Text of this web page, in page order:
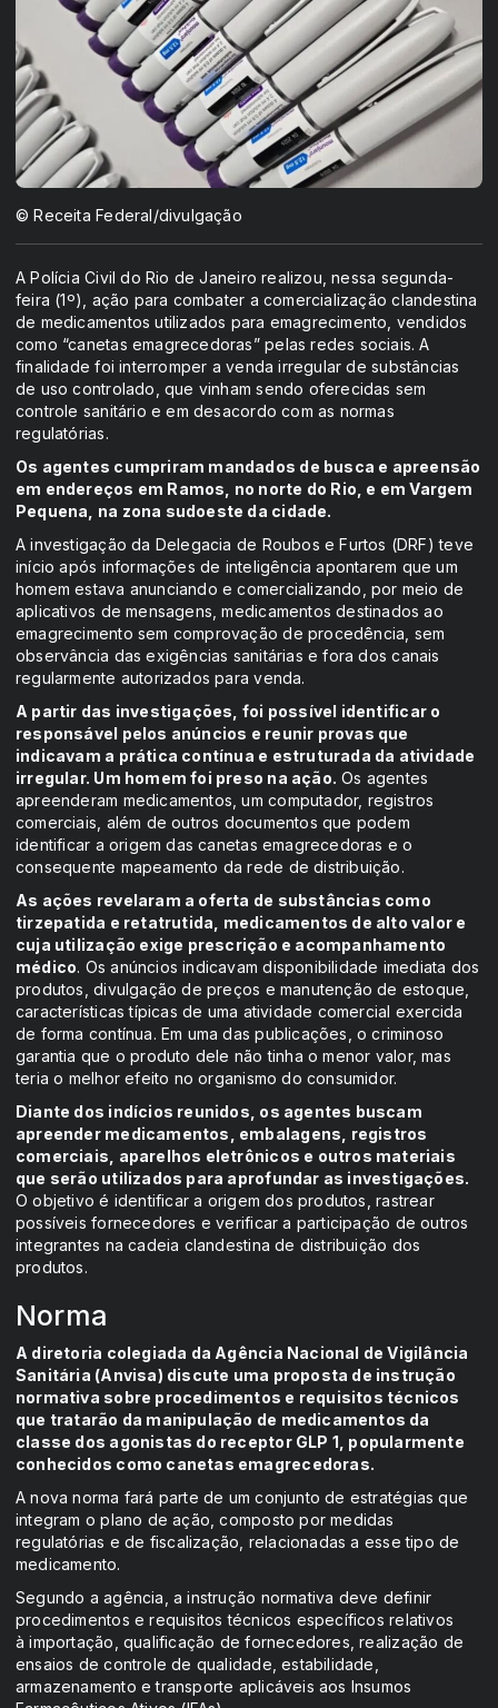
© Receita Federal/divulgação
A Polícia Civil do Rio de Janeiro realizou, nessa segunda-
feira (1º), ação para combater a comercialização clandestina
de medicamentos utilizados para emagrecimento, vendidos
como “canetas emagrecedoras” pelas redes sociais. A
finalidade foi interromper a venda irregular de substâncias
de uso controlado, que vinham sendo oferecidas sem
controle sanitário e em desacordo com as normas
regulatórias.
Os agentes cumpriram mandados de busca e apreensão
em endereços em Ramos, no norte do Rio, e em Vargem
Pequena, na zona sudoeste da cidade.
A investigação da Delegacia de Roubos e Furtos (DRF) teve
início após informações de inteligência apontarem que um
homem estava anunciando e comercializando, por meio de
aplicativos de mensagens, medicamentos destinados ao
emagrecimento sem comprovação de procedência, sem
observância das exigências sanitárias e fora dos canais
regularmente autorizados para venda.
A partir das investigações, foi possível identificar o
responsável pelos anúncios e reunir provas que
indicavam a prática contínua e estruturada da atividade
irregular. Um homem foi preso na ação. Os agentes
apreenderam medicamentos, um computador, registros
comerciais, além de outros documentos que podem
identificar a origem das canetas emagrecedoras e o
consequente mapeamento da rede de distribuição.
As ações revelaram a oferta de substâncias como
tirzepatida e retatrutida, medicamentos de alto valor e
cuja utilização exige prescrição e acompanhamento
médico. Os anúncios indicavam disponibilidade imediata dos
produtos, divulgação de preços e manutenção de estoque,
características típicas de uma atividade comercial exercida
de forma contínua. Em uma das publicações, o criminoso
garantia que o produto dele não tinha o menor valor, mas
teria o melhor efeito no organismo do consumidor.
Diante dos indícios reunidos, os agentes buscam
apreender medicamentos, embalagens, registros
comerciais, aparelhos eletrônicos e outros materiais
que serão utilizados para aprofundar as investigações.
O objetivo é identificar a origem dos produtos, rastrear
possíveis fornecedores e verificar a participação de outros
integrantes na cadeia clandestina de distribuição dos
produtos.
Norma
A diretoria colegiada da Agência Nacional de Vigilância
Sanitária (Anvisa) discute uma proposta de instrução
normativa sobre procedimentos e requisitos técnicos
que tratarão da manipulação de medicamentos da
classe dos agonistas do receptor GLP 1, popularmente
conhecidos como canetas emagrecedoras.
A nova norma fará parte de um conjunto de estratégias que
integram o plano de ação, composto por medidas
regulatórias e de fiscalização, relacionadas a esse tipo de
medicamento.
Segundo a agência, a instrução normativa deve definir
procedimentos e requisitos técnicos específicos relativos
à importação, qualificação de fornecedores, realização de
ensaios de controle de qualidade, estabilidade,
armazenamento e transporte aplicáveis aos Insumos